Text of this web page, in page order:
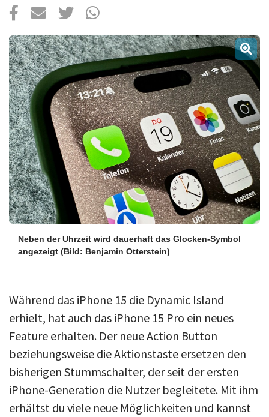
Mac Life+
Anmelden
Neben der Uhrzeit wird dauerhaft das Glocken-Symbol
angezeigt (Bild: Benjamin Otterstein)
Während das iPhone 15 die Dynamic Island
erhielt, hat auch das iPhone 15 Pro ein neues
Feature erhalten. Der neue Action Button
beziehungsweise die Aktionstaste ersetzen den
bisherigen Stummschalter, der seit der ersten
iPhone-Generation die Nutzer begleitete. Mit ihm
erhältst du viele neue Möglichkeiten und kannst